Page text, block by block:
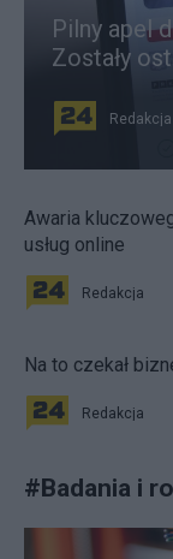
Pilny apel
Zostały
Redakcja
Awaria
usług online
Redakcja
Na to czekał
Redakcja
#Badania i